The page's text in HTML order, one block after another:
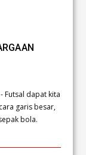
Futsal dapat kita
garis besar,
bola.